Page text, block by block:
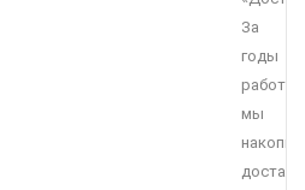
За
годы
работы
мы